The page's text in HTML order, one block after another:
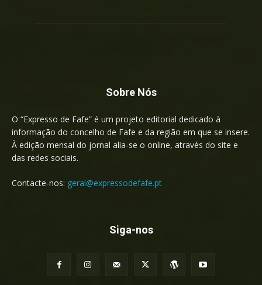
Sobre Nós
O “Expresso de Fafe” é um projeto editorial dedicado à
informação do concelho de Fafe e da região em que se insere.
À edição mensal do jornal alia-se o online, através do site e
das redes sociais.
Contacte-nos: geral@expressodefafe.pt
Siga-nos